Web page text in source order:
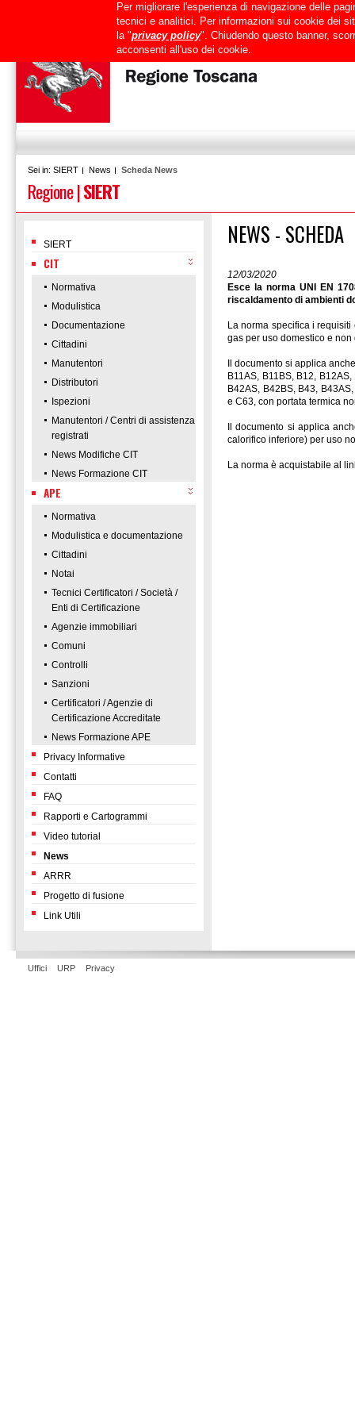
Mappa del sito RTRT Intranet
Sei in: SIERT News Scheda News
Regione|SIERT
SIERT
CIT
Normativa
Modulistica
Documentazione
Cittadini
Manutentori
Distributori
Ispezioni
Manutentori / Centri di assistenza
registrati
News Modifiche CIT
News Formazione CIT
APE
Normativa
Modulistica e documentazione
Cittadini
Notai
Tecnici Certificatori / Società /
Enti di Certificazione
Agenzie immobiliari
Comuni
Controlli
Sanzioni
Certificatori / Agenzie di
Certificazione Accreditate
News Formazione APE
Privacy Informative
Contatti
FAQ
Rapporti e Cartogrammi
Video tutorial
News
ARRR
Progetto di fusione
Link Utili
NEWS - SCHEDA
12/03/2020
Esce la norma UNI EN
riscaldamento di ambienti
La norma specifica i
gas per uso domestico e
Il documento si applica
B11AS, B11BS, B12,
B42AS, B42BS, B43,
e C63, con portata termica
Il documento si applica
calorifico inferiore) per uso
La norma è acquistabile al
Uffici URP Privacy
Per migliorare l'esperienza di navigazione delle
tecnici e analitici. Per informazioni sui cookie dei
la "privacy policy". Chiudendo questo banner,
acconsenti all'uso dei cookie.